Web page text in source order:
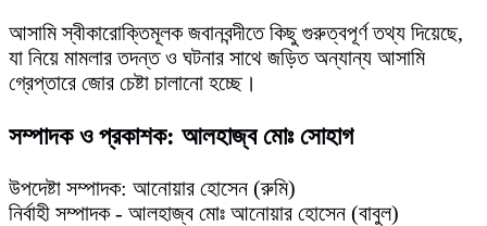
আসামি স্বীকারোক্তিমূলক জবানবন্দীতে কিছু গুরুত্বপূর্ণ তথ্য দিয়েছে,
যা নিয়ে মামলার তদন্ত ও ঘটনার সাথে জড়িত অন্যান্য আসামি
গ্রেপ্তারে জোর চেষ্টা চালানো হচ্ছে।
সম্পাদক ও প্রকাশক: আলহাজ্ব মোঃ সোহাগ
উপদেষ্টা সম্পাদক: আনোয়ার হোসেন (রুমি)
নির্বাহী সম্পাদক - আলহাজ্ব মোঃ আনোয়ার হোসেন (বাবুল)